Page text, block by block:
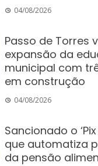
04/08/2026
Passo de Torres
expansão da
municipal com
em construção
04/08/2026
Sancionado o ‘Pix
que automatiza
da pensão